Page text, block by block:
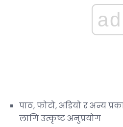
ad
पाठ, फोटो, अडियो र अन्य
लागि उत्कृष्ट अनुप्रयोग